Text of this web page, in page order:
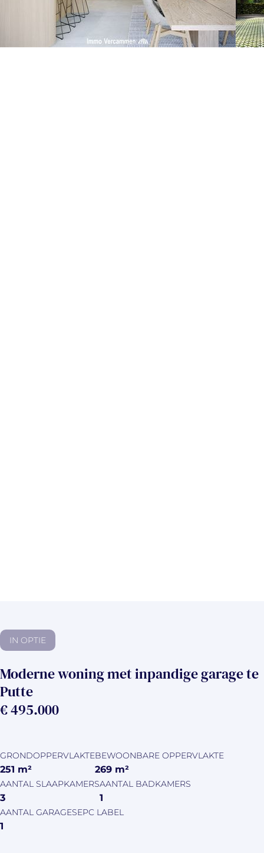
IN OPTIE
Moderne woning met inpandige garage te
Putte
€ 495.000
GRONDOPPERVLAKTE
251 m²
BEWOONBARE OPPERVLAKTE
269 m²
AANTAL SLAAPKAMERS
3
AANTAL BADKAMERS
1
AANTAL GARAGES
1
EPC LABEL